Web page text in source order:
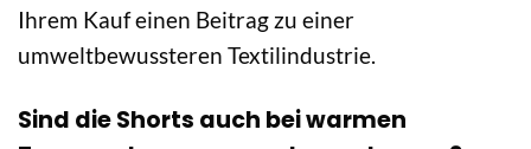
Ihrem Kauf einen Beitrag zu einer
umweltbewussteren Textilindustrie.
Sind die Shorts auch bei warmen